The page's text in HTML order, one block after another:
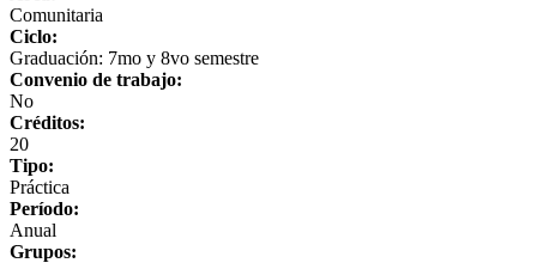
Comunitaria
Ciclo:
Graduación: 7mo y 8vo semestre
Convenio de trabajo:
No
Créditos:
20
Tipo:
Práctica
Período:
Anual
Grupos: